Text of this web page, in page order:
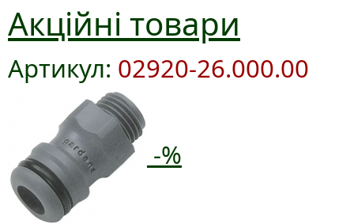
Акційні товари
Артикул: 02920-26.000.00
-%